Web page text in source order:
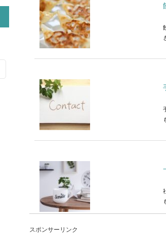
スポンサーリンク